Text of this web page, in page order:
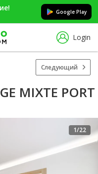
Google Play
Login
Следующий
MIXTE PORT
1/22